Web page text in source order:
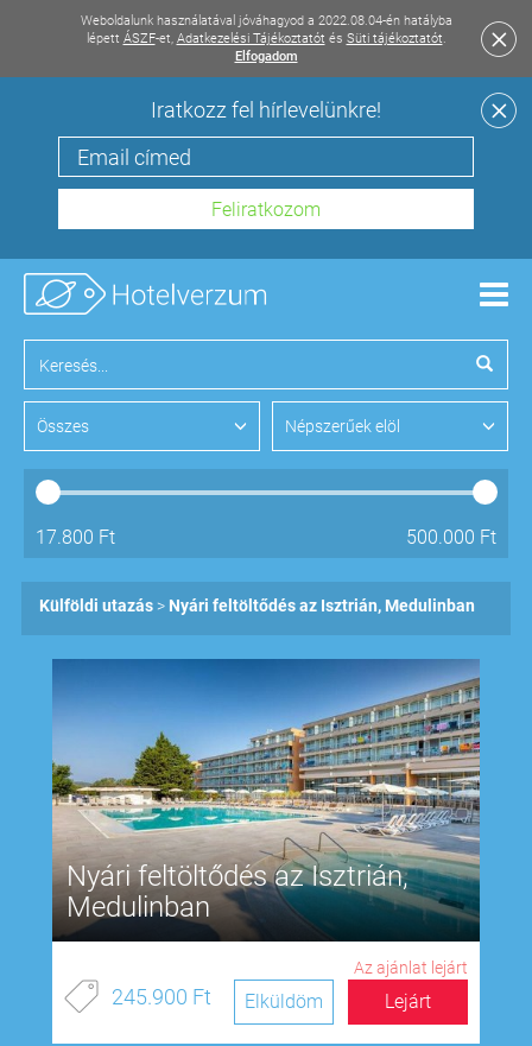
Weboldalunk használatával jóváhagyod a 2022.08.04-én hatályba
lépett ÁSZF-et, Adatkezelési Tájékoztatót és Süti tájékoztatót.
Elfogadom
Iratkozz fel hírlevelünkre!
Összes Népszerűek elöl
17.800 Ft 500.000 Ft
Külföldi utazás Nyári feltöltődés az Isztrián, Medulinban
Nyári feltöltődés az Isztrián,
Medulinban
Az ajánlat lejárt
245.900 Ft Lejárt
Elküldöm